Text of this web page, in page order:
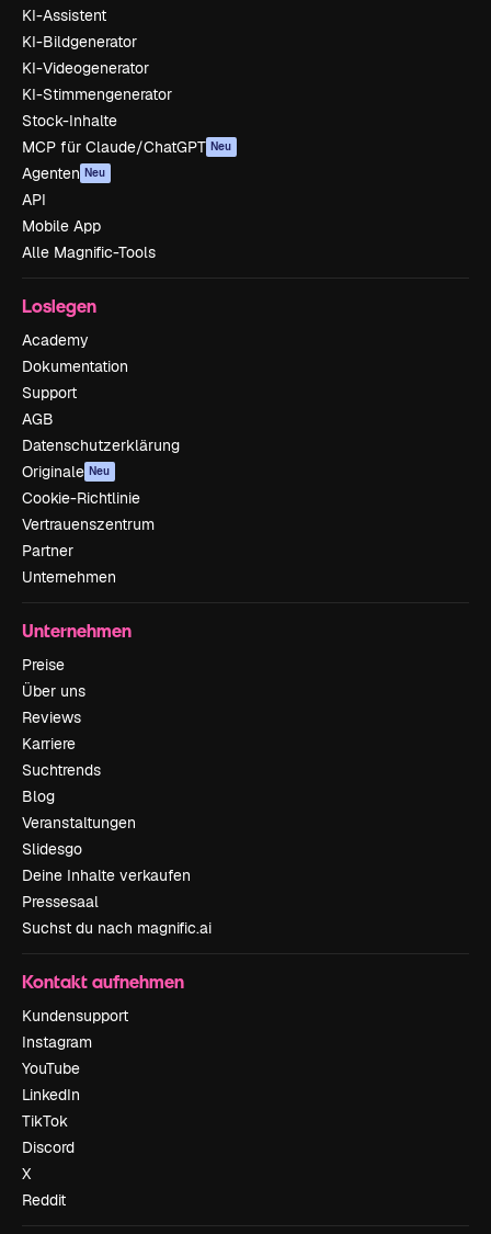
KI-Assistent
KI-Bildgenerator
KI-Videogenerator
KI-Stimmengenerator
Stock-Inhalte
MCP für Claude/ChatGPT Neu
Agenten Neu
API
Mobile App
Alle Magnific-Tools
Loslegen
Academy
Dokumentation
Support
AGB
Datenschutzerklärung
Originale Neu
Cookie-Richtlinie
Vertrauenszentrum
Partner
Unternehmen
Unternehmen
Preise
Über uns
Reviews
Karriere
Suchtrends
Blog
Veranstaltungen
Slidesgo
Deine Inhalte verkaufen
Pressesaal
Suchst du nach magnific.ai
Kontakt aufnehmen
Kundensupport
Instagram
YouTube
LinkedIn
TikTok
Discord
X
Reddit